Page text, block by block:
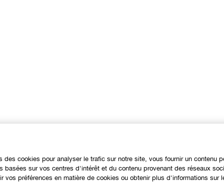
des cookies pour analyser le trafic sur notre site, vous fournir un contenu
basées sur vos centres d'intérêt et du contenu provenant des réseaux
vos préférences en matière de cookies ou obtenir plus d'informations sur